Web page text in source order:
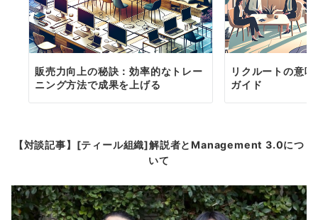
販売力向上の秘訣：効率的なトレー
ニング方法で成果を上げる
リクルートの意
ガイド
【対談記事】[ティール組織]解説者とManagement 3.0につ
いて